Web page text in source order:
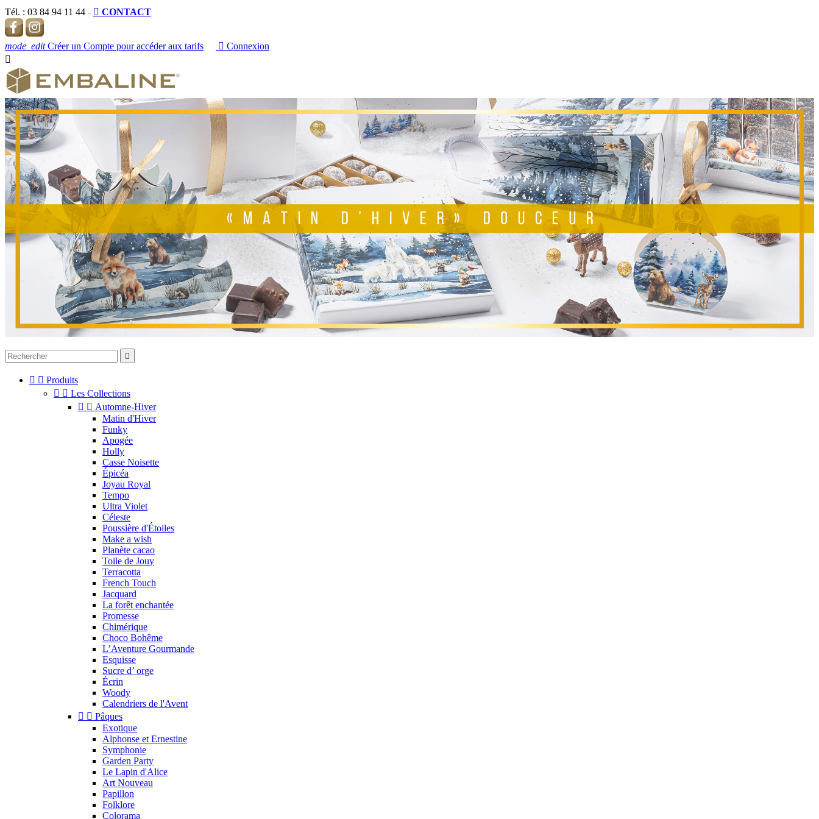
Tél. : 03 84 94 11 44 -  CONTACT
mode_edit Créer un Compte pour accéder aux tarifs  Connexion


  Produits
  Les Collections
  Automne-Hiver
Matin d'Hiver
Funky
Apogée
Holly
Casse Noisette
Épicéa
Joyau Royal
Tempo
Ultra Violet
Céleste
Poussière d'Étoiles
Make a wish
Planète cacao
Toile de Jouy
Terracotta
French Touch
Jacquard
La forêt enchantée
Promesse
Chimérique
Choco Bohême
L’Aventure Gourmande
Esquisse
Sucre d’ orge
Écrin
Woody
Calendriers de l'Avent
  Pâques
Exotique
Alphonse et Ernestine
Symphonie
Garden Party
Le Lapin d'Alice
Art Nouveau
Papillon
Folklore
Colorama